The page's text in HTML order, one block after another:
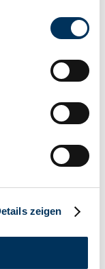
Lage
identifizieren
Daten
zeigen